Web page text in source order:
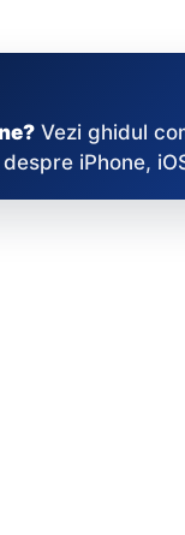
Vezi ghidul
iPhone,